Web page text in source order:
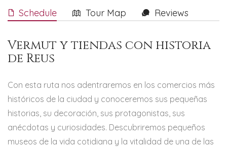
Schedule Tour Map Reviews
Vermut y tiendas con historia
de Reus
Con esta ruta nos adentraremos en los comercios más
históricos de la ciudad y conoceremos sus pequeñas
historias, su decoración, sus protagonistas, sus
anécdotas y curiosidades. Descubriremos pequeños
museos de la vida cotidiana y la vitalidad de una de las